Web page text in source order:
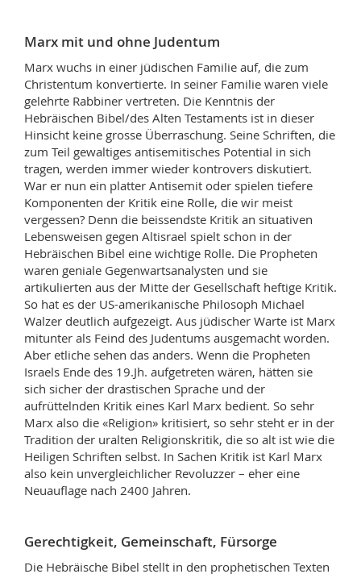
Marx mit und ohne Judentum
Marx wuchs in einer jüdischen Familie auf, die zum
Christentum konvertierte. In seiner Familie waren viele
gelehrte Rabbiner vertreten. Die Kenntnis der
Hebräischen Bibel/des Alten Testaments ist in dieser
Hinsicht keine grosse Überraschung. Seine Schriften, die
zum Teil gewaltiges antisemitisches Potential in sich
tragen, werden immer wieder kontrovers diskutiert.
War er nun ein platter Antisemit oder spielen tiefere
Komponenten der Kritik eine Rolle, die wir meist
vergessen? Denn die beissendste Kritik an situativen
Lebensweisen gegen Altisrael spielt schon in der
Hebräischen Bibel eine wichtige Rolle. Die Propheten
waren geniale Gegenwartsanalysten und sie
artikulierten aus der Mitte der Gesellschaft heftige Kritik.
So hat es der US-amerikanische Philosoph Michael
Walzer deutlich aufgezeigt. Aus jüdischer Warte ist Marx
mitunter als Feind des Judentums ausgemacht worden.
Aber etliche sehen das anders. Wenn die Propheten
Israels Ende des 19.Jh. aufgetreten wären, hätten sie
sich sicher der drastischen Sprache und der
aufrüttelnden Kritik eines Karl Marx bedient. So sehr
Marx also die «Religion» kritisiert, so sehr steht er in der
Tradition der uralten Religionskritik, die so alt ist wie die
Heiligen Schriften selbst. In Sachen Kritik ist Karl Marx
also kein unvergleichlicher Revoluzzer – eher eine
Neuauflage nach 2400 Jahren.
Gerechtigkeit, Gemeinschaft, Fürsorge
Die Hebräische Bibel stellt in den prophetischen Texten